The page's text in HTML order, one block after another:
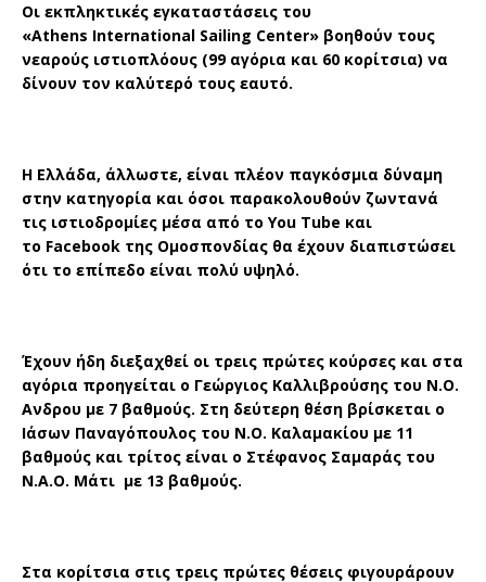
Οι εκπληκτικές εγκαταστάσεις του
«Athens International Sailing Center» βοηθούν τους
νεαρούς ιστιοπλόους (99 αγόρια και 60 κορίτσια) να
δίνουν τον καλύτερό τους εαυτό.
Η Ελλάδα, άλλωστε, είναι πλέον παγκόσμια δύναμη
στην κατηγορία και όσοι παρακολουθούν ζωντανά
τις ιστιοδρομίες μέσα από το You Tube και
το Facebook της Ομοσπονδίας θα έχουν διαπιστώσει
ότι το επίπεδο είναι πολύ υψηλό.
Έχουν ήδη διεξαχθεί οι τρεις πρώτες κούρσες και στα
αγόρια προηγείται ο Γεώργιος Καλλιβρούσης του Ν.Ο.
Ανδρου με 7 βαθμούς. Στη δεύτερη θέση βρίσκεται ο
Ιάσων Παναγόπουλος του Ν.Ο. Καλαμακίου με 11
βαθμούς και τρίτος είναι ο Στέφανος Σαμαράς του
Ν.Α.Ο. Μάτι με 13 βαθμούς.
Στα κορίτσια στις τρεις πρώτες θέσεις φιγουράρουν